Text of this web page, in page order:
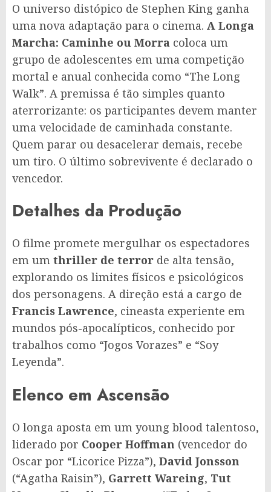
O universo distópico de Stephen King ganha
uma nova adaptação para o cinema. A Longa
Marcha: Caminhe ou Morra coloca um
grupo de adolescentes em uma competição
mortal e anual conhecida como “The Long
Walk”. A premissa é tão simples quanto
aterrorizante: os participantes devem manter
uma velocidade de caminhada constante.
Quem parar ou desacelerar demais, recebe
um tiro. O último sobrevivente é declarado o
vencedor.
Detalhes da Produção
O filme promete mergulhar os espectadores
em um thriller de terror de alta tensão,
explorando os limites físicos e psicológicos
dos personagens. A direção está a cargo de
Francis Lawrence, cineasta experiente em
mundos pós-apocalípticos, conhecido por
trabalhos como “Jogos Vorazes” e “Soy
Leyenda”.
Elenco em Ascensão
O longa aposta em um young blood talentoso,
liderado por Cooper Hoffman (vencedor do
Oscar por “Licorice Pizza”), David Jonsson
(“Agatha Raisin”), Garrett Wareing, Tut